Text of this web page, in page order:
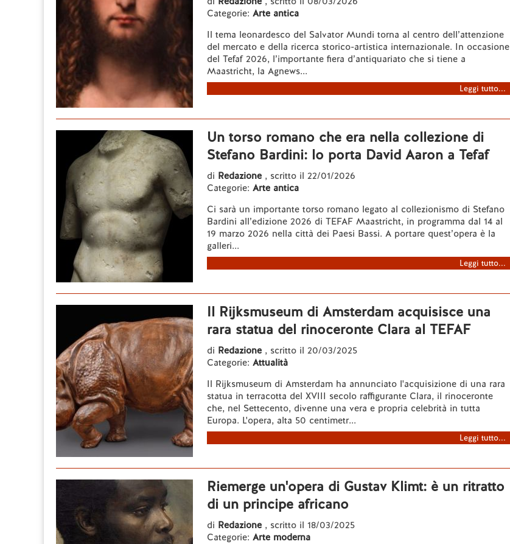
Categorie: Arte antica
Il tema leonardesco del Salvator Mundi torna al centro dell’attenzione
del mercato e della ricerca storico-artistica internazionale. In occasione
del Tefaf 2026, l’importante fiera d’antiquariato che si tiene a
Maastricht, la Agnews...
Leggi tutto...
Un torso romano che era nella collezione di
Stefano Bardini: lo porta David Aaron a Tefaf
di Redazione , scritto il 22/01/2026
Categorie: Arte antica
Ci sarà un importante torso romano legato al collezionismo di Stefano
Bardini all’edizione 2026 di TEFAF Maastricht, in programma dal 14 al
19 marzo 2026 nella città dei Paesi Bassi. A portare quest’opera è la
galleri...
Leggi tutto...
Il Rijksmuseum di Amsterdam acquisisce una
rara statua del rinoceronte Clara al TEFAF
di Redazione , scritto il 20/03/2025
Categorie: Attualità
Il Rijksmuseum di Amsterdam ha annunciato l'acquisizione di una rara
statua in terracotta del XVIII secolo raffigurante Clara, il rinoceronte
che, nel Settecento, divenne una vera e propria celebrità in tutta
Europa. L'opera, alta 50 centimetr...
Leggi tutto...
Riemerge un'opera di Gustav Klimt: è un ritratto
di un principe africano
di Redazione , scritto il 18/03/2025
Categorie: Arte moderna